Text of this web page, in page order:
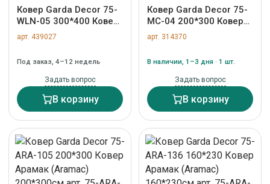
Ковер Garda Decor 75-
WLN-05 300*400 Ковер
Уилтон (Wilton)
300*400см арт. 75-
арт. 439027
Под заказ, 4–12 недель
Задать вопрос
В корзину
Ковер Garda Decor 75-
MC-04 200*300 Ковер
Марокко (Maroc)
200*300см арт. 75-MC-
арт. 314370
В наличии, 1–3 дня · 1 шт.
Задать вопрос
В корзину